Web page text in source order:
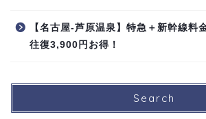
【名古屋-芦原温泉】特急＋新幹線
往復3,900円お得！
Search